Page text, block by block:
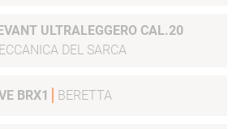
ULTRALEGGERO CAL.20
DEL SARCA
BRX1 BERETTA